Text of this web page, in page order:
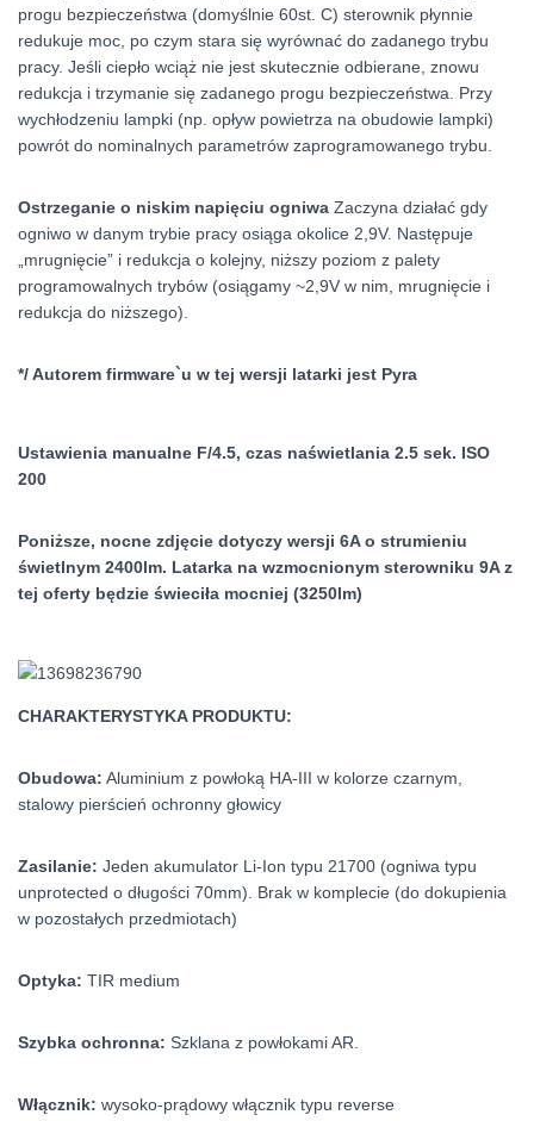
progu bezpieczeństwa (domyślnie 60st. C) sterownik płynnie
redukuje moc, po czym stara się wyrównać do zadanego trybu
pracy. Jeśli ciepło wciąż nie jest skutecznie odbierane, znowu
redukcja i trzymanie się zadanego progu bezpieczeństwa. Przy
wychłodzeniu lampki (np. opływ powietrza na obudowie lampki)
powrót do nominalnych parametrów zaprogramowanego trybu.
Ostrzeganie o niskim napięciu ogniwa Zaczyna działać gdy
ogniwo w danym trybie pracy osiąga okolice 2,9V. Następuje
„mrugnięcie” i redukcja o kolejny, niższy poziom z palety
programowalnych trybów (osiągamy ~2,9V w nim, mrugnięcie i
redukcja do niższego).
*/ Autorem firmware`u w tej wersji latarki jest Pyra
Ustawienia manualne F/4.5, czas naświetlania 2.5 sek. ISO
200
Poniższe, nocne zdjęcie dotyczy wersji 6A o strumieniu
świetlnym 2400lm. Latarka na wzmocnionym sterowniku 9A z
tej oferty będzie świeciła mocniej (3250lm)
CHARAKTERYSTYKA PRODUKTU:
Obudowa: Aluminium z powłoką HA-III w kolorze czarnym,
stalowy pierścień ochronny głowicy
Zasilanie: Jeden akumulator Li-Ion typu 21700 (ogniwa typu
unprotected o długości 70mm). Brak w komplecie (do dokupienia
w pozostałych przedmiotach)
Optyka: TIR medium
Szybka ochronna: Szklana z powłokami AR.
Włącznik: wysoko-prądowy włącznik typu reverse